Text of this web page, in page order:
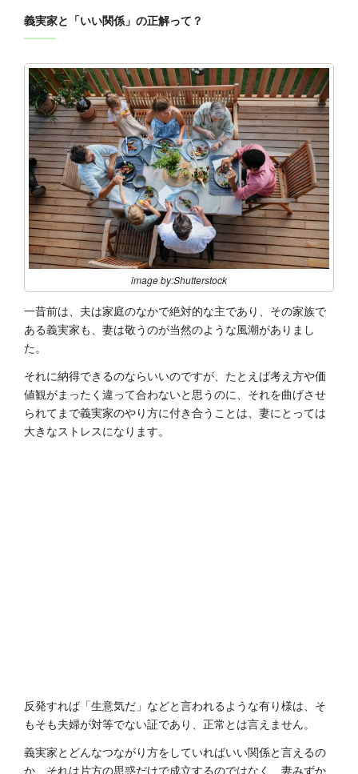
義実家と「いい関係」の正解って？
image by:Shutterstock
一昔前は、夫は家庭のなかで絶対的な主であり、その家族で
ある義実家も、妻は敬うのが当然のような風潮がありまし
た。
それに納得できるのならいいのですが、たとえば考え方や価
値観がまったく違って合わないと思うのに、それを曲げさせ
られてまで義実家のやり方に付き合うことは、妻にとっては
大きなストレスになります。
反発すれば「生意気だ」などと言われるような有り様は、そ
もそも夫婦が対等でない証であり、正常とは言えません。
義実家とどんなつながり方をしていればいい関係と言えるの
か、それは片方の思惑だけで成立するのではなく、妻みずか